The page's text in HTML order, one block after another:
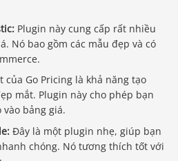
Plugin này cung cấp rất nhiều
Nó bao gồm các mẫu đẹp và có
của Go Pricing là khả năng tạo
mắt. Plugin này cho phép bạn
bảng giá.
Đây là một plugin nhẹ, giúp bạn
chóng. Nó tương thích tốt với